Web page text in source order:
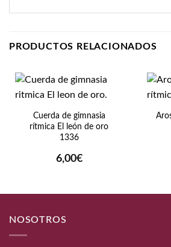
PRODUCTOS RELACIONADOS
Cuerda de gimnasia
rítmica El león de oro
1336
6,00€
NOSOTROS